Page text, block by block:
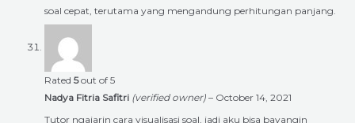
soal cepat, terutama yang mengandung perhitungan panjang.
Rated 5out of 5
Nadya Fitria Safitri (verified owner) – October 14, 2021
Tutor ngajarin cara visualisasi soal, jadi aku bisa bayangin